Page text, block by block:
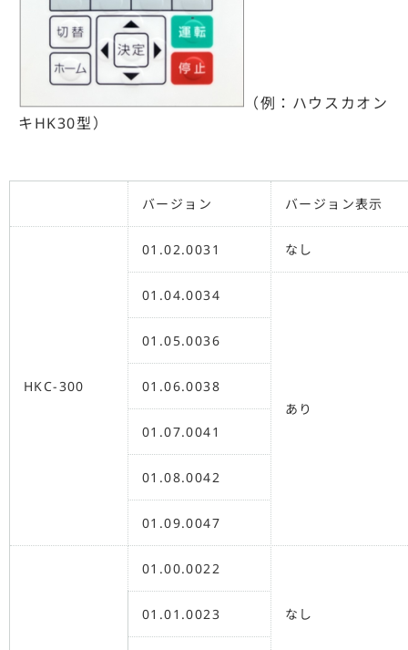
（例：ハウスカオン
キHK30型）
バージョン バージョン表示
HKC-300
01.02.0031 なし
01.04.0034
あり
01.05.0036
01.06.0038
01.07.0041
01.08.0042
01.09.0047
01.00.0022
なし
01.01.0023